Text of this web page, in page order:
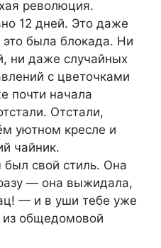
революция.
12 дней. Это даже
была блокада. Ни
ни даже случайных
с цветочками
почти начала
Отстали,
уютном кресле и
чайник.
свой стиль. Она
— она выжидала,
— и в уши тебе уже
из общедомовой